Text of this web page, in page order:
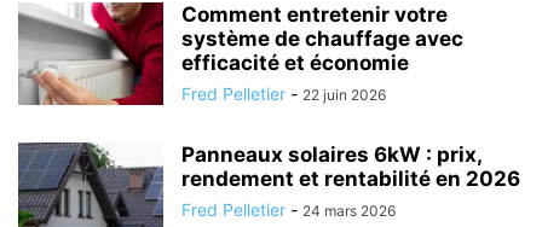
Comment entretenir votre
système de chauffage avec
efficacité et économie
Fred Pelletier - 22 juin 2026
Panneaux solaires 6kW : prix,
rendement et rentabilité en 2026
Fred Pelletier - 24 mars 2026